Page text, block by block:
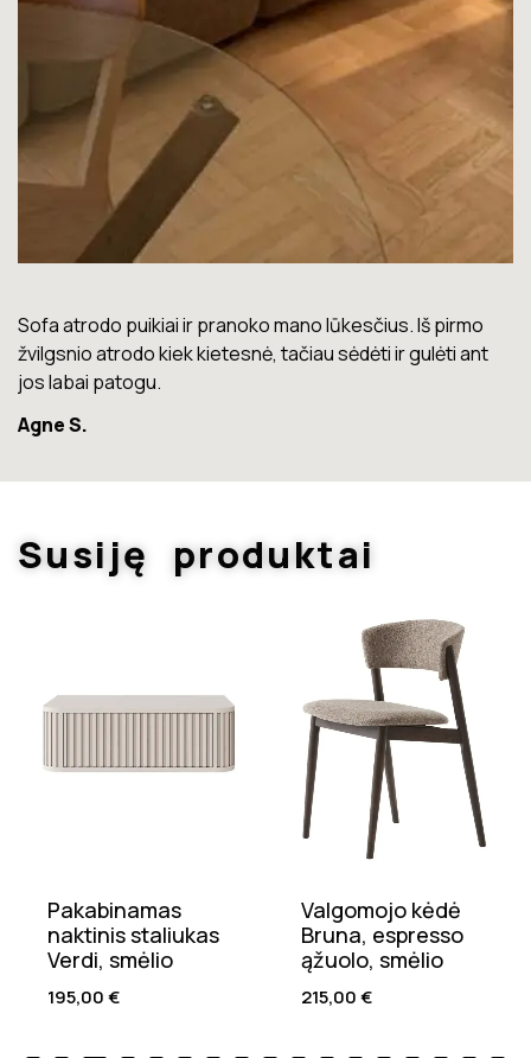
Lova labai gera. Šiuo metu neturiu jokių nusiskundimų.
Marius T.
Susiję produktai
Pakabinamas
naktinis staliukas
Verdi, smėlio
195,00€
Valgomojo kėdė
Bruna, espresso
ąžuolo, smėlio
215,00€